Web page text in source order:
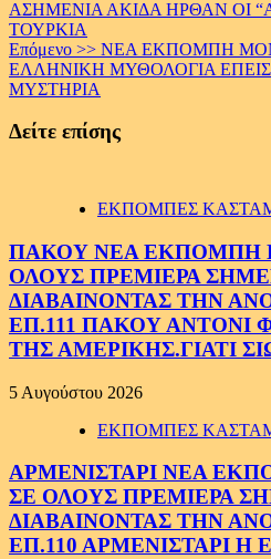
ΑΣΗΜΕΝΙΑ ΑΚΙΔΑ ΗΡΘΑΝ ΟΙ
ΤΟΥΡΚΙΑ
Επόμενο >> ΝΕΑ ΕΚΠΟΜΠΗ
ΕΛΛΗΝΙΚΗ ΜΥΘΟΛΟΓΙΑ
ΜΥΣΤΗΡΙΑ
Δείτε επίσης
ΕΚΠΟΜΠΕΣ
ΠΑΚΟΥ ΝΕΑ ΕΚΠΟΜΠΗ
ΟΛΟΥΣ ΠΡΕΜΙΕΡΑ
ΔΙΑΒΑΙΝΟΝΤΑΣ ΤΗΝ
ΕΠ.111 ΠΑΚΟΥ ΑΝΤΟΝΙ
ΤΗΣ ΑΜΕΡΙΚΗΣ.ΓΙΑΤΙ
5 Αυγούστου 2026
ΕΚΠΟΜΠΕΣ
ΑΡΜΕΝΙΣΤΑΡΙ ΝΕΑ
ΣΕ ΟΛΟΥΣ ΠΡΕΜΙΕΡΑ
ΔΙΑΒΑΙΝΟΝΤΑΣ ΤΗΝ
ΕΠ.110 ΑΡΜΕΝΙΣΤΑΡΙ Η